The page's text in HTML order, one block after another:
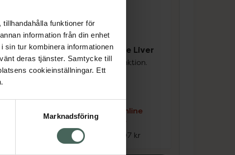
funktioner för
information från din enhet
sin tur kombinera informationen
deras tjänster. Samtycke till
cookieinställningar. Ett
Marknadsföring
4.5 av 5 i omdöme
New Nordic Active Liver
För normal leverfunktion.
30 st
Kampanjpris online
165,60 kr
Tidigare pris: 207 kr